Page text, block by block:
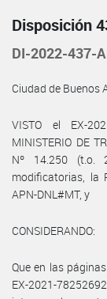
Disposición
DI-2022-437-
Ciudad de Buenos
VISTO el EX-
MINISTERIO DE
Nº 14.250 (t.o.
modificatorias, la
APN-DNL#MT, y
CONSIDERANDO:
Que en las
EX-2021-